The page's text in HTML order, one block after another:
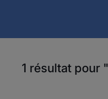
1 résultat pour